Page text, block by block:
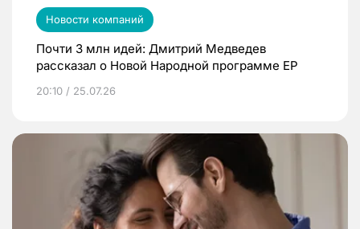
Новости компаний
Почти 3 млн идей: Дмитрий Медведев
рассказал о Новой Народной программе ЕР
20:10 / 25.07.26